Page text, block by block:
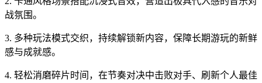
战氛围。
3. 多种玩法模式交织，持续解锁新内容，保障长期游玩的新鲜
感与成就感。
4. 轻松消磨碎片时间，在节奏对决中击败对手、刷新个人最佳